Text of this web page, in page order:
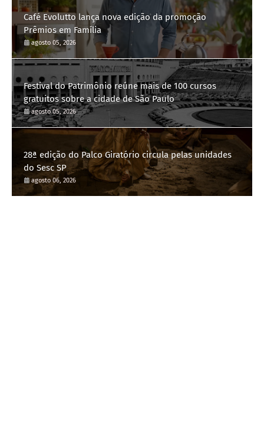
Café Evolutto lança nova edição da promoção
Prêmios em Família
agosto 05, 2026
Festival do Patrimônio reúne mais de 100 cursos
gratuitos sobre a cidade de São Paulo
agosto 05, 2026
28ª edição do Palco Giratório circula pelas unidades
do Sesc SP
agosto 06, 2026